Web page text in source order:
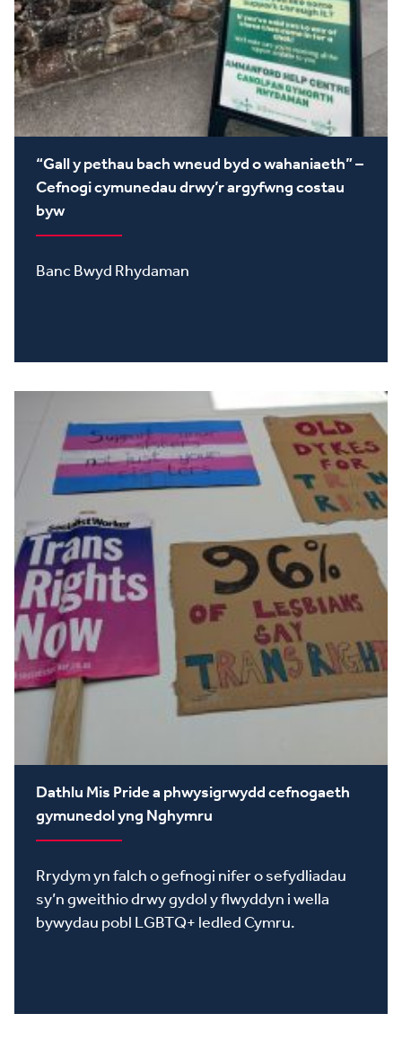
“Gall y pethau bach wneud byd o wahaniaeth” –
Cefnogi cymunedau drwy’r argyfwng costau
byw
Banc Bwyd Rhydaman
Dathlu Mis Pride a phwysigrwydd cefnogaeth
gymunedol yng Nghymru
Rrydym yn falch o gefnogi nifer o sefydliadau
sy’n gweithio drwy gydol y flwyddyn i wella
bywydau pobl LGBTQ+ ledled Cymru.